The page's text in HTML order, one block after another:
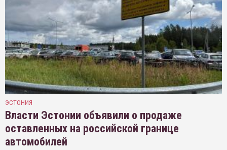
ЭСТОНИЯ
Власти Эстонии объявили о продаже
оставленных на российской границе
автомобилей